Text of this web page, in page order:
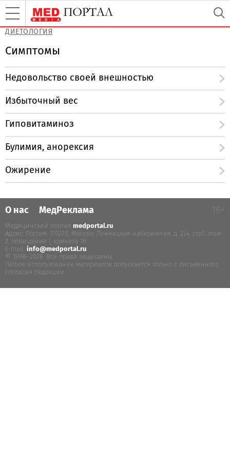
ДИЕТОЛОГИЯ
Симптомы
Недовольство своей внешностью
Избыточный вес
Гиповитаминоз
Булимия, анорексия
Ожирение
О нас МедРеклама 18+
Медицинский портал medportal.ru
Адрес: Россия, 119270, Москва, Лужнецкая набережная, д. 2/4, стр.1, этаж
2, помещение I, комната 18
E-mail: info@medportal.ru
© 1998–2026. Все права защищены.
Любое использование материалов допускается только с письменного
согласия редакции.